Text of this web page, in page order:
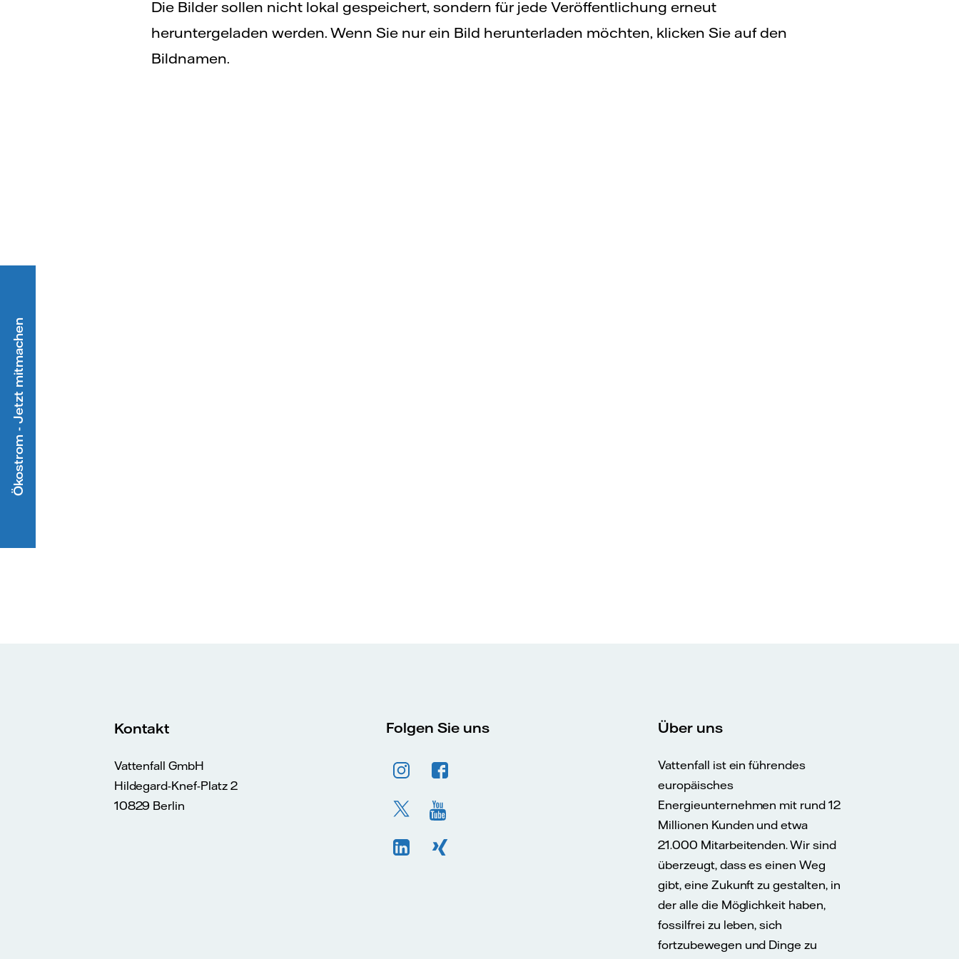
Die Bilder sollen nicht lokal gespeichert, sondern für jede Veröffentlichung erneut
heruntergeladen werden. Wenn Sie nur ein Bild herunterladen möchten, klicken Sie auf den
Bildnamen.
Ökostrom - Jetzt mitmachen
Kontakt
Vattenfall GmbH
Hildegard-Knef-Platz 2
10829 Berlin
Folgen Sie uns Über uns
Vattenfall ist ein führendes
europäisches
Energieunternehmen mit rund 12
Millionen Kunden und etwa
21.000 Mitarbeitenden. Wir sind
überzeugt, dass es einen Weg
gibt, eine Zukunft zu gestalten, in
der alle die Möglichkeit haben,
fossilfrei zu leben, sich
fortzubewegen und Dinge zu